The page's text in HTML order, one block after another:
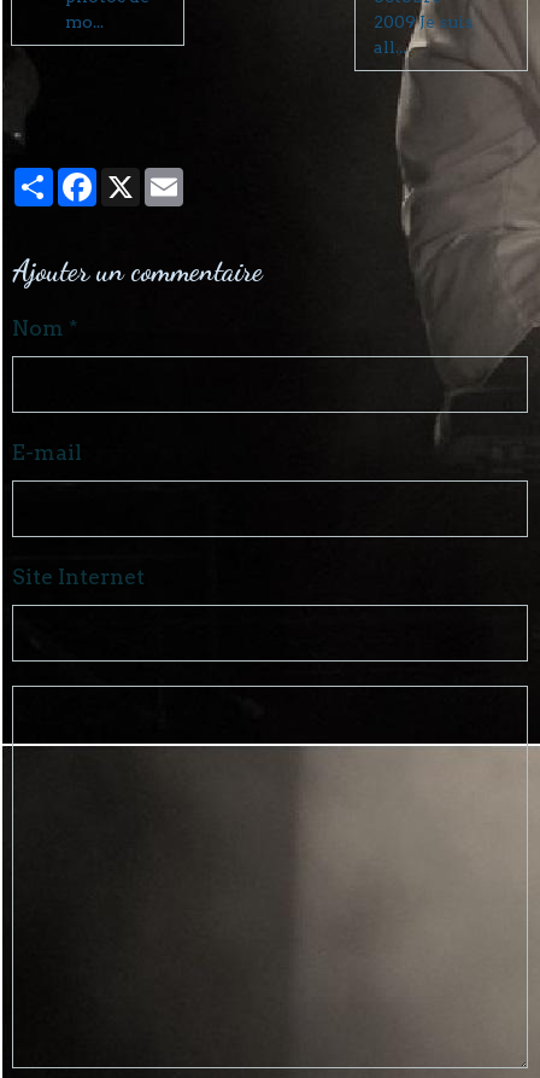
mo...
2009 Je suis
all...
PartagerFacebook
X
Ajouter un commentaire
Nom
E-mail
Site Internet